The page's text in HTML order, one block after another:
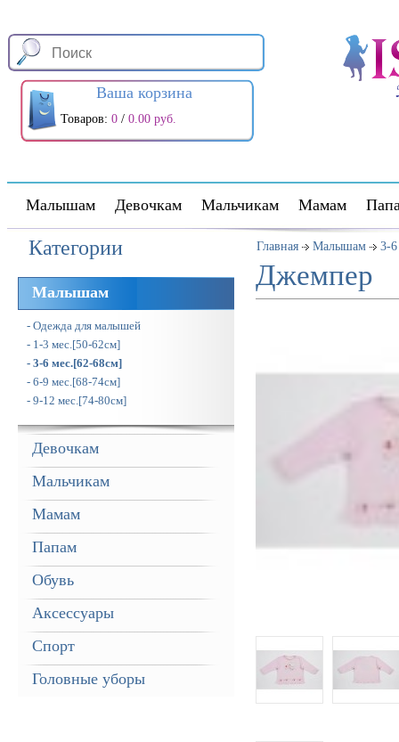
Ваша корзина
Товаров: 0 / 0.00 руб.
Малышам Девочкам Мальчикам Мамам
Категории
Малышам
- Одежда для малышей
- 1-3 мес.[50-62см]
- 3-6 мес.[62-68см]
- 6-9 мес.[68-74см]
- 9-12 мес.[74-80см]
Девочкам
Мальчикам
Мамам
Папам
Обувь
Аксессуары
Спорт
Головные уборы
Главная Малышам 3-
Джемпер